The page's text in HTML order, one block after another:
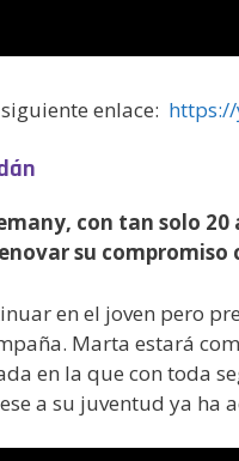
enlace: https://
con tan solo
su compromiso
en el joven pero
Marta estará
en la que con toda
a su juventud ya